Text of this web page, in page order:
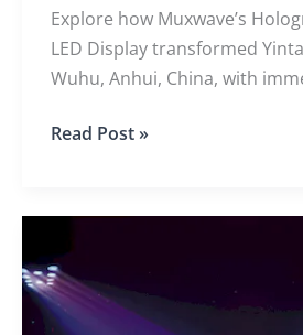
Explore how Muxwave’s
LED Display transformed
Wuhu, Anhui, China, with
spaces.
LED
Case
–
inPARK
wuhu
china
Read Post »